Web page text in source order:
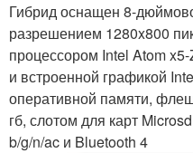
Гибрид оснащен 8-
разрешением 1280x800
процессором Intel Atom
и встроенной графикой
оперативной памяти,
гб, слотом для карт
b/g/n/ac и Bluetooth 4